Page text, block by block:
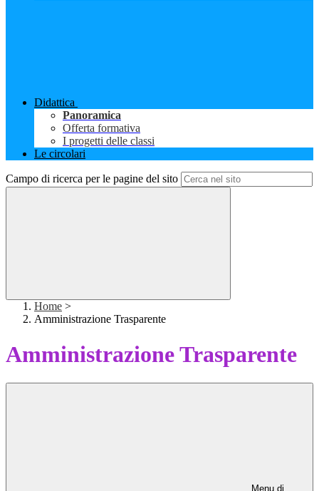
Didattica
Panoramica
Offerta formativa
I progetti delle classi
Le circolari
Campo di ricerca per le pagine del sito
Home >
Amministrazione Trasparente
Amministrazione Trasparente
Menu di